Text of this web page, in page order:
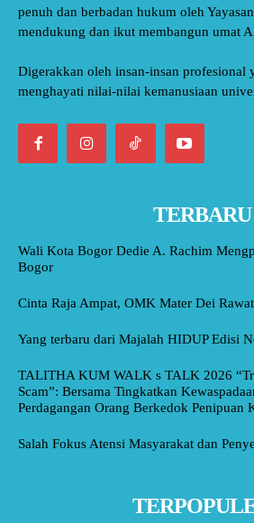
penuh dan berbadan hukum oleh
mendukung dan ikut membangun umat
Digerakkan oleh insan-insan profesional
menghayati nilai-nilai kemanusiaan
TERBARU
Wali Kota Bogor Dedie A. Rachim
Bogor
Cinta Raja Ampat, OMK Mater Dei
Yang terbaru dari Majalah HIDUP Edisi
TALITHA KUM WALK s TALK 2026
Scam”: Bersama Tingkatkan
Perdagangan Orang Berkedok Penipuan
Salah Fokus Atensi Masyarakat dan